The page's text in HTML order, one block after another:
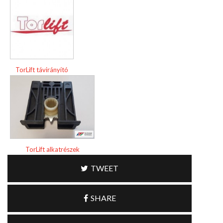
TorLift távirányító
TorLift alkatrészek
TWEET
SHARE